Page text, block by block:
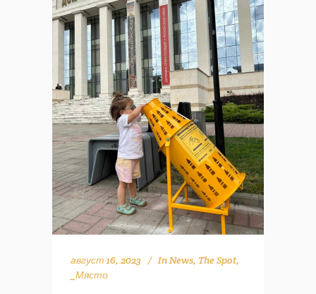
август 16, 2023 InNews, The Spot,
_Място